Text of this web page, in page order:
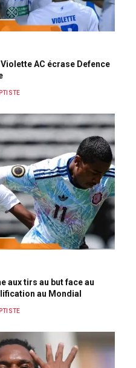
AC écrase Defence
aux tirs au but face au
au Mondial